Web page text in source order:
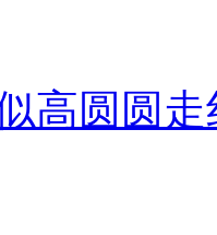
高圆圆走